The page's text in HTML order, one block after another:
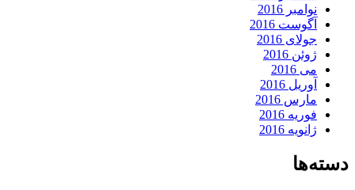
نوامبر 2016
آگوست 2016
جولای 2016
ژوئن 2016
می 2016
آوریل 2016
مارس 2016
فوریه 2016
ژانویه 2016
دسته‌ها